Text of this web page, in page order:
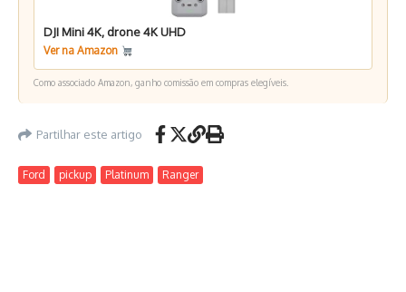
DJI Mini 4K, drone 4K UHD
Ver na Amazon
Como associado Amazon, ganho comissão em compras elegíveis.
Partilhar este artigo
Ford pickup Platinum Ranger